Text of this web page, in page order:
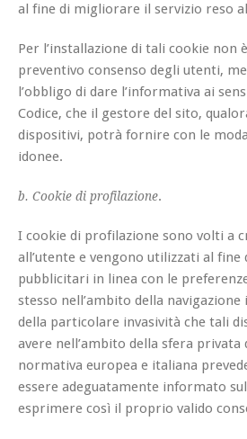
al fine di migliorare il servizio reso
Per l’installazione di tali cookie non
preventivo consenso degli utenti,
l’obbligo di dare l’informativa ai
Codice, che il gestore del sito,
dispositivi, potrà fornire con le
idonee.
b. Cookie di profilazione.
I cookie di profilazione sono volti a
all’utente e vengono utilizzati al fine
pubblicitari in linea con le
stesso nell’ambito della
della particolare invasività che tali
avere nell’ambito della sfera privata
normativa europea e italiana
essere adeguatamente informato
esprimere così il proprio valido